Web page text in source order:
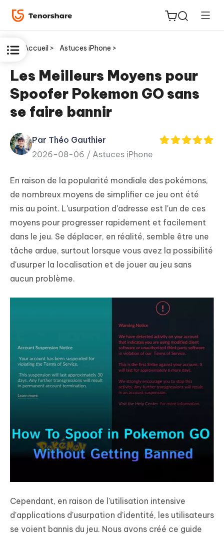
ReiBoot
for iOS
PDNob
PDF
New
iAnyGo
Accueil > Astuces iPhone >
Les Meilleurs Moyens pour
Spoofer Pokemon GO sans
se faire bannir
Par Théo Gauthier
2026-08-06 / Astuces iPhone
En raison de la popularité mondiale des pokémons,
de nombreux moyens de simplifier ce jeu ont été
mis au point. L'usurpation d'adresse est l'un de ces
moyens pour progresser rapidement et facilement
dans le jeu. Se déplacer, en réalité, semble être une
tâche ardue, surtout lorsque vous avez la possibilité
d'usurper la localisation et de jouer au jeu sans
aucun problème.
Cependant, en raison de l'utilisation intensive
d'applications d'usurpation d'identité, les utilisateurs
se voient bannis du jeu. Nous avons créé ce guide